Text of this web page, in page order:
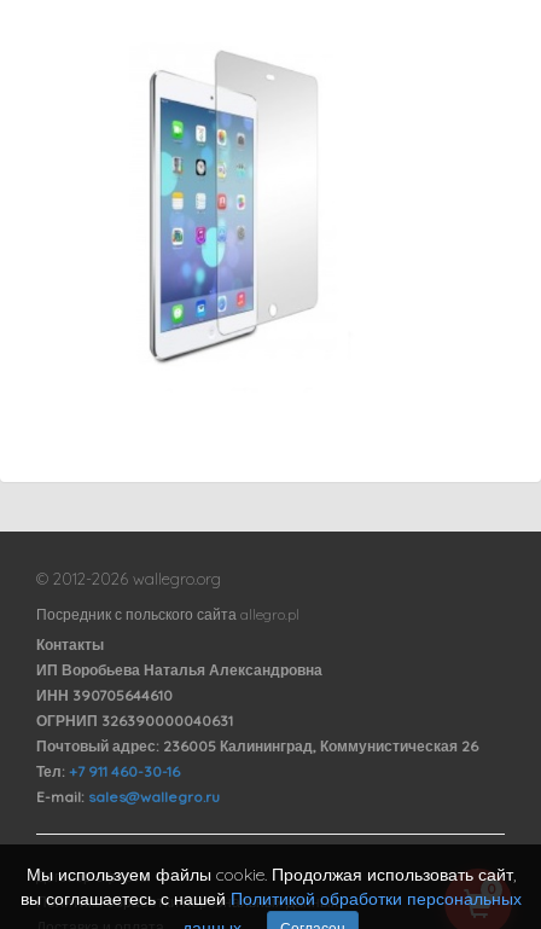
© 2012-2026 wallegro.org
Посредник с польского сайта allegro.pl
Контакты
ИП Воробьева Наталья Александровна
ИНН 390705644610
ОГРНИП 326390000040631
Почтовый адрес: 236005 Калининград, Коммунистическая 26
Тел: +7 911 460-30-16
E-mail: sales@wallegro.ru
Договор оферты
Политика обработки персональных данных
0
Мы используем файлы cookie. Продолжая использовать сайт,
вы соглашаетесь с нашей Политикой обработки персональных